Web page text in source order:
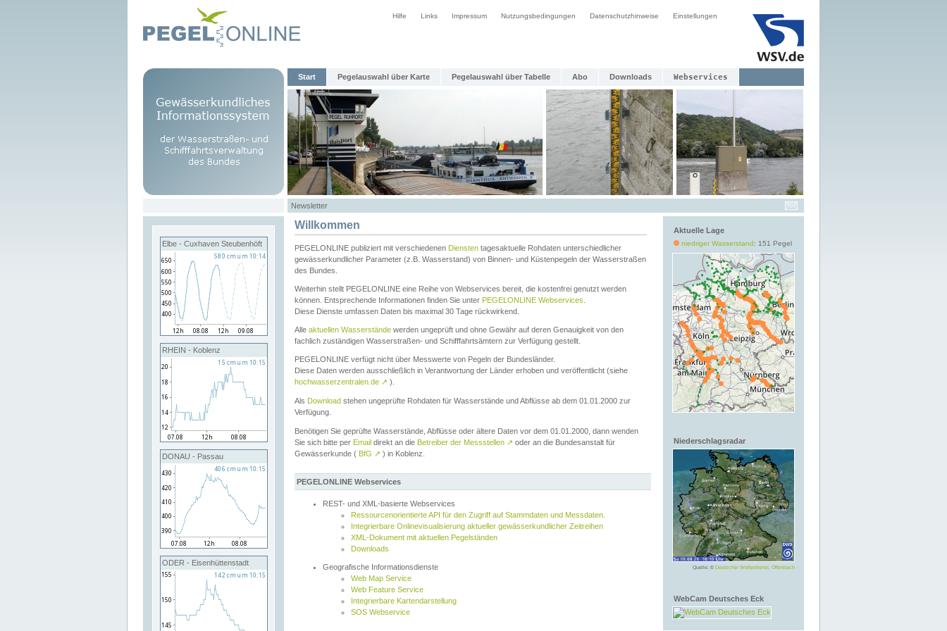
Hilfe Links Impressum Nutzungsbedingungen Datenschutzhinweise Einstellungen
Start Pegelauswahl über Karte Pegelauswahl über Tabelle Abo Downloads Webservices
Newsletter
Elbe - Cuxhaven Steubenhöft
RHEIN - Koblenz
DONAU - Passau
ODER - Eisenhüttenstadt
Aktuelle Lage
niedriger Wasserstand: 151 Pegel
Niederschlagsradar
Quelle: © Deutscher Wetterdienst, Offenbach
WebCam Deutsches Eck
Willkommen
PEGELONLINE publiziert mit verschiedenen Diensten tagesaktuelle Rohdaten unterschiedlicher
gewässerkundlicher Parameter (z.B. Wasserstand) von Binnen- und Küstenpegeln der Wasserstraßen
des Bundes.
Weiterhin stellt PEGELONLINE eine Reihe von Webservices bereit, die kostenfrei genutzt werden
können. Entsprechende Informationen finden Sie unter PEGELONLINE Webservices
Diese Dienste umfassen Daten bis maximal 30 Tage rückwirkend.
Alle aktuellen Wasserstände werden ungeprüft und ohne Gewähr auf deren Genauigkeit von den
fachlich zuständigen Wasserstraßen- und Schifffahrtsämtern zur Verfügung gestellt.
PEGELONLINE verfügt nicht über Messwerte von Pegeln der Bundesländer.
Diese Daten werden ausschließlich in Verantwortung der Länder erhoben und veröffentlicht (siehe
hochwasserzentralen.de ↗ ).
Als Download stehen ungeprüfte Rohdaten für Wasserstände und Abflüsse ab dem 01.01.2000 zur
Verfügung.
Benötigen Sie geprüfte Wasserstände, Abflüsse oder ältere Daten vor dem 01.01.2000, dann wenden
Sie sich bitte per Email direkt an die Betreiber der Messstellen ↗ oder an die Bundesanstalt für
Gewässerkunde ( BfG ↗ ) in Koblenz.
PEGELONLINE Webservices
REST- und XML-basierte Webservices
Ressourcenorientierte API für den Zugriff auf Stammdaten und Messdaten.
Integrierbare Onlinevisualisierung aktueller gewässerkundlicher Zeitreihen
XML-Dokument mit aktuellen Pegelständen
Downloads
Geografische Informationsdienste
Web Map Service
Web Feature Service
Integrierbare Kartendarstellung
SOS Webservice